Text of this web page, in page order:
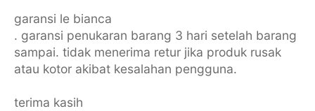
garansi le bianca
. garansi penukaran barang 3 hari setelah barang
sampai. tidak menerima retur jika produk rusak
atau kotor akibat kesalahan pengguna.
terima kasih